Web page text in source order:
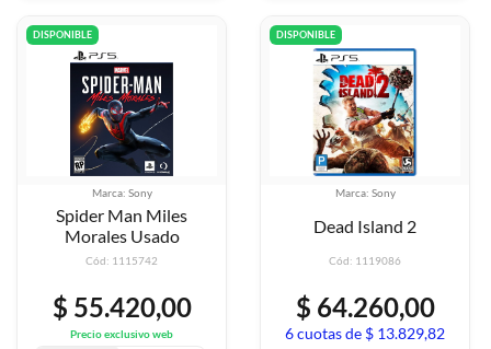
DISPONIBLE
Marca: Sony
Spider Man Miles
Morales Usado
Cód: 1115742
$ 55.420,00
Precio exclusivo web
DISPONIBLE
Marca: Sony
Dead Island 2
Cód: 1119086
$ 64.260,00
6 cuotas de $ 13.829,82